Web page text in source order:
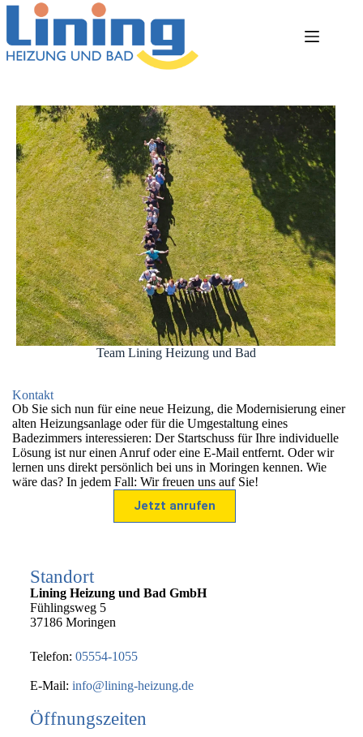
Kontakt
Ob Sie sich nun für eine neue Heizung, die Modernisierung einer
alten Heizungsanlage oder für die Umgestaltung eines
Badezimmers interessieren: Der Startschuss für Ihre individuelle
Lösung ist nur einen Anruf oder eine E-Mail entfernt. Oder wir
lernen uns direkt persönlich bei uns in Moringen kennen. Wie
wäre das? In jedem Fall: Wir freuen uns auf Sie!
Jetzt anrufen
Team Lining Heizung und Bad
Standort
Lining Heizung und Bad GmbH
Fühlingsweg 5
37186 Moringen
Telefon: 05554-1055
E-Mail: info@lining-heizung.de
Öffnungszeiten